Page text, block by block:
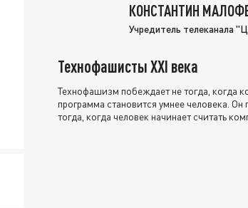
КОНСТАНТИН
Учредитель телеканала
Технофашисты XXI века
Технофашизм побеждает не тогда, когда
программа становится умнее человека. Он
тогда, когда человек начинает считать